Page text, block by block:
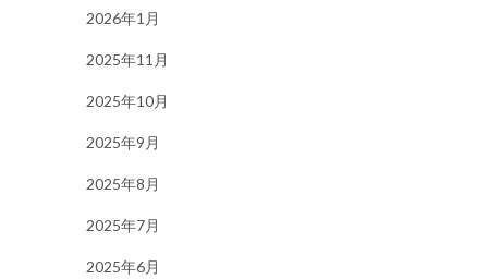
2026年1月
2025年11月
2025年10月
2025年9月
2025年8月
2025年7月
2025年6月